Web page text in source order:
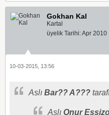
Gokhan Kal
Kartal
üyelik Tarihi:Apr 2010
10-03-2015, 13:56
Aslı Bar?? A???
Aslı Onur